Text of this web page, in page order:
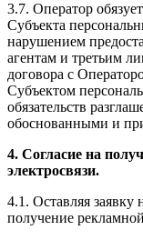
3.7. Оператор
Субъекта
нарушением
агентам и третьим
договора с
Субъектом
обязательств
обоснованными и
4. Согласие на
электросвязи.
4.1. Оставляя
получение